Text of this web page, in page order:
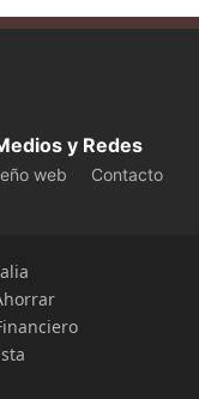
y Redes
web
Contacto